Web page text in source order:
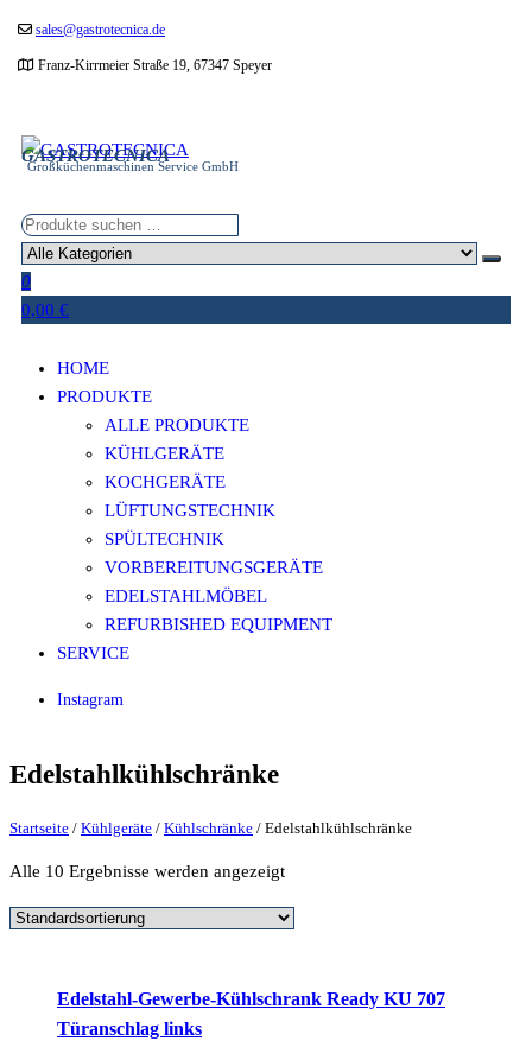
Zumsales@gastrotecnica.de
Franz-Kirrmeier Straße 19, 67347 Speyer
GASTROTECNICA
Großküchenmaschinen Service GmbH
0
0,00 €
HOME
PRODUKTE
ALLE PRODUKTE
KÜHLGERÄTE
KOCHGERÄTE
LÜFTUNGSTECHNIK
SPÜLTECHNIK
VORBEREITUNGSGERÄTE
EDELSTAHLMÖBEL
REFURBISHED EQUIPMENT
SERVICE
Instagram
Edelstahlkühlschränke
Startseite / Kühlgeräte / Kühlschränke / Edelstahlkühlschränke
Alle 10 Ergebnisse werden angezeigt
Edelstahl-Gewerbe-Kühlschrank Ready KU 707
Türanschlag links